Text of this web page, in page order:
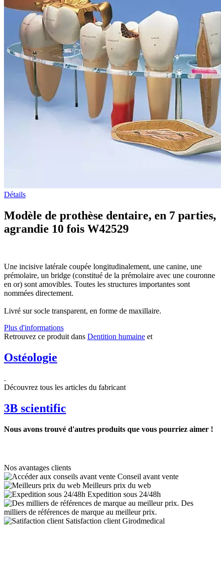
Détails
Modèle de prothèse dentaire, en 7 parties,
agrandie 10 fois W42529
Une incisive latérale coupée longitudinalement, une canine, une
prémolaire, un bridge (constitué de la prémolaire avec une couronne
en or) sont amovibles. Toutes les structures importantes sont
nommées directement.
Livré sur socle transparent, en forme de maxillaire.
Plus d'informations
Retrouvez ce produit dans Dentition humaine et
Ostéologie
.
Découvrez tous les articles du fabricant
3B scientific
Nous avons trouvé d'autres produits que vous pourriez aimer !
Nos avantages clients
Conseil avant vente
Meilleurs prix du web
Expedition sous 24/48h
Des
milliers de références de marque au meilleur prix.
Satisfaction client Girodmedical